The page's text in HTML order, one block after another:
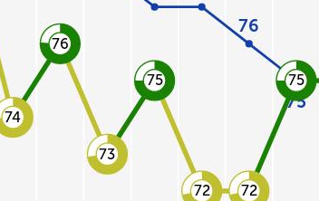
76
75
74
76
73
75
72 72
75